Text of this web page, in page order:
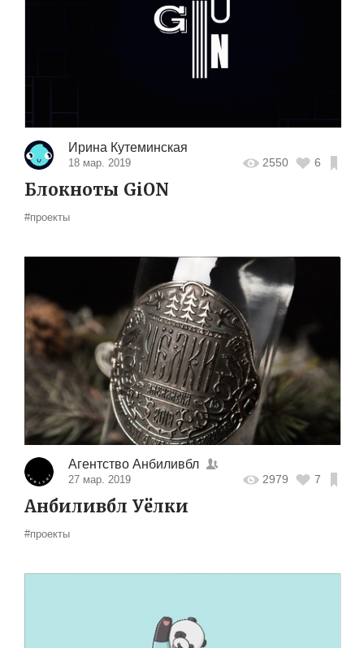
Ирина Кутеминская
18 мар. 2019 2550 6
Блокноты GiON
#проекты
Агентство Анбиливбл
27 мар. 2019 2979 7
Анбиливбл Уёлки
#проекты